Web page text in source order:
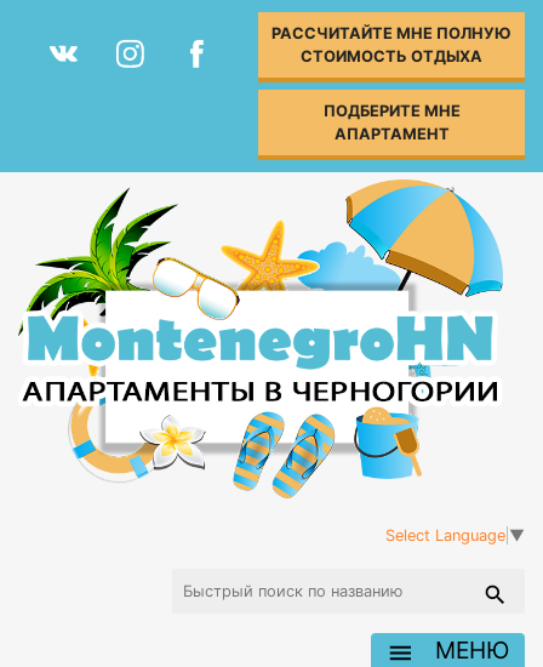
РАССЧИТАЙТЕ МНЕ ПОЛНУЮ
СТОИМОСТЬ ОТДЫХА
ПОДБЕРИТЕ МНЕ
АПАРТАМЕНТ
Select Language ▼
МЕНЮ